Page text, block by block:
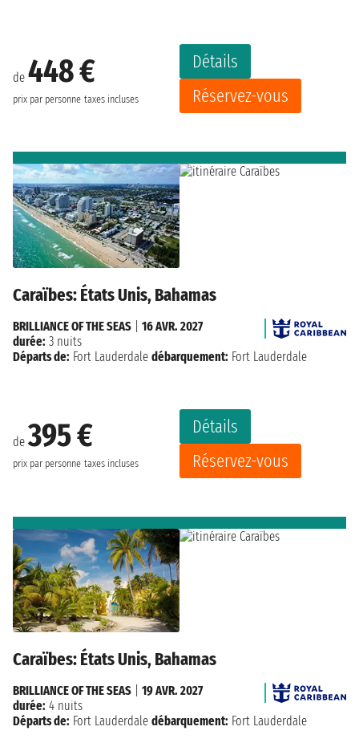
de 448 €
prix par personne taxes incluses
Détails
Réservez-vous
Caraïbes: États Unis, Bahamas
de395 €
prix par personne taxes incluses
Détails
Réservez-vous
BRILLIANCE OF THE SEAS
16 AVR. 2027
durée: 3 nuits
Départs de: Fort Lauderdale débarquement: Fort Lauderdale
Caraïbes: États Unis, Bahamas
BRILLIANCE OF THE SEAS
19 AVR. 2027
durée: 4 nuits
Départs de: Fort Lauderdale débarquement: Fort Lauderdale